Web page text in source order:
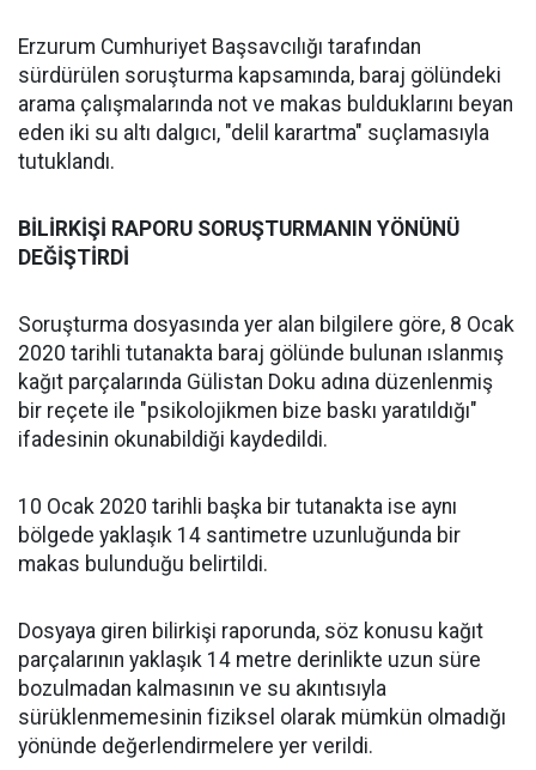
Erzurum Cumhuriyet Başsavcılığı tarafından
sürdürülen soruşturma kapsamında, baraj gölündeki
arama çalışmalarında not ve makas bulduklarını beyan
eden iki su altı dalgıcı, "delil karartma" suçlamasıyla
tutuklandı.
BİLİRKİŞİ RAPORU SORUŞTURMANIN YÖNÜNÜ
DEĞİŞTİRDİ
Soruşturma dosyasında yer alan bilgilere göre, 8 Ocak
2020 tarihli tutanakta baraj gölünde bulunan ıslanmış
kağıt parçalarında Gülistan Doku adına düzenlenmiş
bir reçete ile "psikolojikmen bize baskı yaratıldığı"
ifadesinin okunabildiği kaydedildi.
10 Ocak 2020 tarihli başka bir tutanakta ise aynı
bölgede yaklaşık 14 santimetre uzunluğunda bir
makas bulunduğu belirtildi.
Dosyaya giren bilirkişi raporunda, söz konusu kağıt
parçalarının yaklaşık 14 metre derinlikte uzun süre
bozulmadan kalmasının ve su akıntısıyla
sürüklenmemesinin fiziksel olarak mümkün olmadığı
yönünde değerlendirmelere yer verildi.